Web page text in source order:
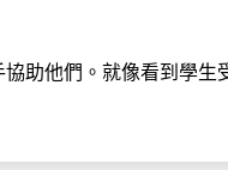
助他們。就像看到學